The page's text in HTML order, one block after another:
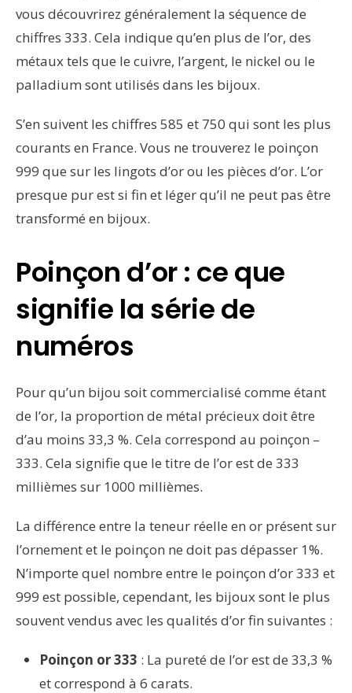
vous découvrirez généralement la séquence de
chiffres 333. Cela indique qu’en plus de l’or, des
métaux tels que le cuivre, l’argent, le nickel ou le
palladium sont utilisés dans les bijoux.
S’en suivent les chiffres 585 et 750 qui sont les plus
courants en France. Vous ne trouverez le poinçon
999 que sur les lingots d’or ou les pièces d’or. L’or
presque pur est si fin et léger qu’il ne peut pas être
transformé en bijoux.
Poinçon d’or : ce que
signifie la série de
numéros
Pour qu’un bijou soit commercialisé comme étant
de l’or, la proportion de métal précieux doit être
d’au moins 33,3 %. Cela correspond au poinçon –
333. Cela signifie que le titre de l’or est de 333
millièmes sur 1000 millièmes.
La différence entre la teneur réelle en or présent sur
l’ornement et le poinçon ne doit pas dépasser 1%.
N’importe quel nombre entre le poinçon d’or 333 et
999 est possible, cependant, les bijoux sont le plus
souvent vendus avec les qualités d’or fin suivantes :
Poinçon or 333 : La pureté de l’or est de 33,3 %
et correspond à 6 carats.